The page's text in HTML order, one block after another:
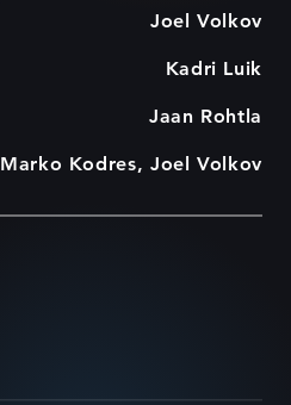
Joel Volkov
Kadri Luik
Jaan Rohtla
Marko Kodres, Joel Volkov